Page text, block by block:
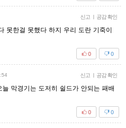
신고 공감 확인
못한걸 못했다 하지 우리 도란 기죽이
0
0
신고 공감 확인
막경기는 도저히 쉴드가 안되는 패배
0
0